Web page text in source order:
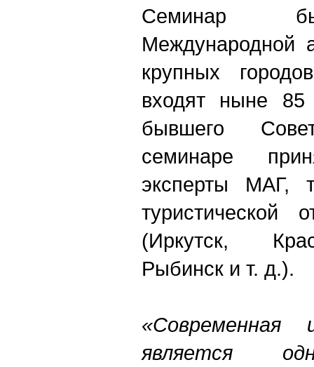
Семинар
Международной
крупных
входят ныне
бывшего
семинаре
эксперты МАГ,
туристической
(Иркутск,
Рыбинск и т. д.).
«Современная
является